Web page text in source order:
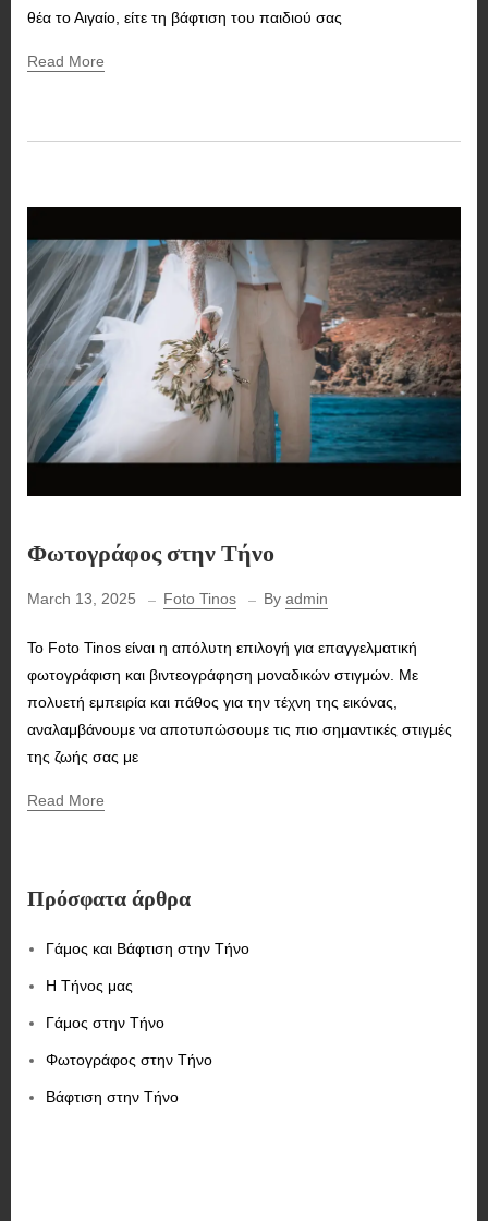
θέα το Αιγαίο, είτε τη βάφτιση του παιδιού σας
Read More
Φωτογράφος στην Τήνο
March 13, 2025 Foto Tinos By admin
Το Foto Tinos είναι η απόλυτη επιλογή για επαγγελματική
φωτογράφιση και βιντεογράφηση μοναδικών στιγμών. Με
πολυετή εμπειρία και πάθος για την τέχνη της εικόνας,
αναλαμβάνουμε να αποτυπώσουμε τις πιο σημαντικές στιγμές
της ζωής σας με
Read More
Πρόσφατα άρθρα
Γάμος και Βάφτιση στην Τήνο
Η Τήνος μας
Γάμος στην Τήνο
Φωτογράφος στην Τήνο
Βάφτιση στην Τήνο